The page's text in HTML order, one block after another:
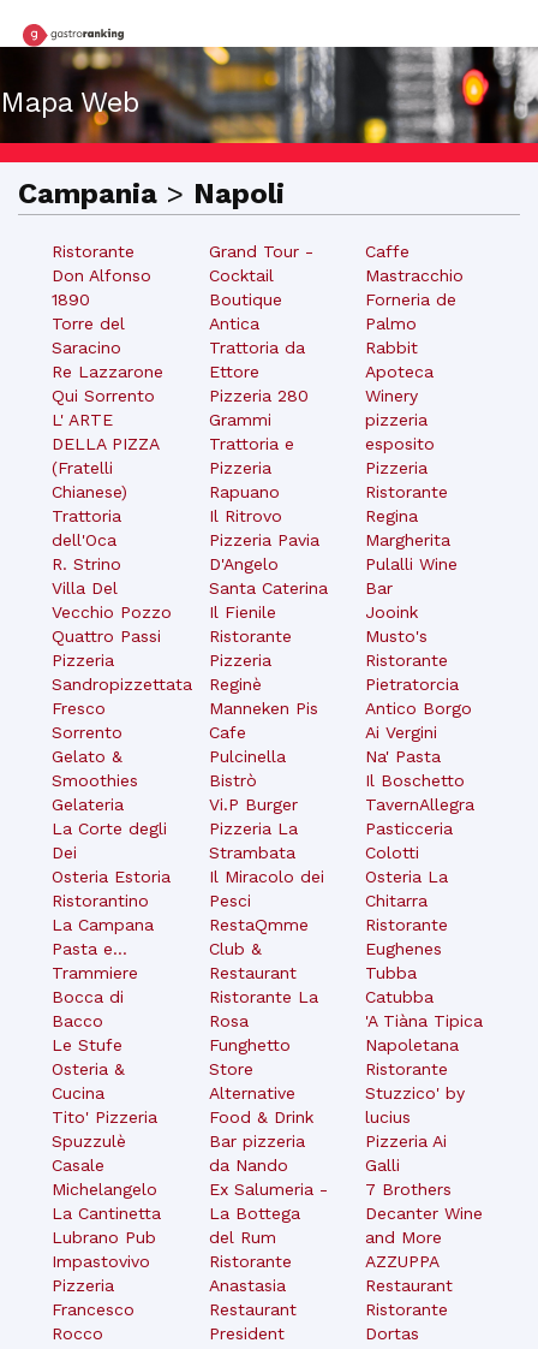
Mapa Web
Campania > Napoli
Ristorante
Don Alfonso
1890
Torre del
Saracino
Re Lazzarone
Qui Sorrento
L' ARTE
DELLA PIZZA
(Fratelli
Chianese)
Trattoria
dell'Oca
R. Strino
Villa Del
Vecchio Pozzo
Quattro Passi
Pizzeria
Sandropizzettata
Fresco
Sorrento
Gelato &
Smoothies
Gelateria
La Corte degli
Dei
Osteria Estoria
Ristorantino
La Campana
Pasta e...
Trammiere
Bocca di
Bacco
Le Stufe
Osteria &
Cucina
Tito' Pizzeria
Spuzzulè
Casale
Michelangelo
La Cantinetta
Lubrano Pub
Impastovivo
Pizzeria
Francesco
Rocco
Grand Tour -
Cocktail
Boutique
Antica
Trattoria da
Ettore
Pizzeria 280
Grammi
Trattoria e
Pizzeria
Rapuano
Il Ritrovo
Pizzeria Pavia
D'Angelo
Santa Caterina
Il Fienile
Ristorante
Pizzeria
Reginè
Manneken Pis
Cafe
Pulcinella
Bistrò
Vi.P Burger
Pizzeria La
Strambata
Il Miracolo dei
Pesci
RestaQmme
Club &
Restaurant
Ristorante La
Rosa
Funghetto
Store
Alternative
Food & Drink
Bar pizzeria
da Nando
Ex Salumeria -
La Bottega
del Rum
Ristorante
Anastasia
Restaurant
President
Caffe
Mastracchio
Forneria de
Palmo
Rabbit
Apoteca
Winery
pizzeria
esposito
Pizzeria
Ristorante
Regina
Margherita
Pulalli Wine
Bar
Jooink
Musto's
Ristorante
Pietratorcia
Antico Borgo
Ai Vergini
Na' Pasta
Il Boschetto
TavernAllegra
Pasticceria
Colotti
Osteria La
Chitarra
Ristorante
Eughenes
Tubba
Catubba
'A Tiàna Tipica
Napoletana
Ristorante
Stuzzico' by
lucius
Pizzeria Ai
Galli
7 Brothers
Decanter Wine
and More
AZZUPPA
Restaurant
Ristorante
Dortas